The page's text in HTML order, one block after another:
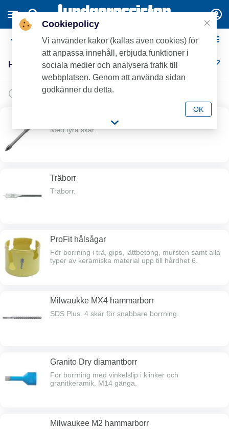
Håltagning
Håltagning (49)
Med fyra skär.
Träborr
Träborr.
ProFit hålsågar
För borrning i trä, gips, lättbetong, mursten samt alla
typer av keramiska material upp till hårdhet 6.
Milwaukke MX4 hammarborr
SDS Plus. 4 skär för snabbare borrning.
Granito Dry diamantborr
För borrning med vinkelslip i klinker och
granitkeramik. M14 gänga.
Milwaukee M2 hammarborr
Cookiepolicy
Vi använder kakor (kallas även cookies) för
att anpassa innehåll, erbjuda funktioner i
sociala medier och analysera trafik till
webbplatsen. Genom att använda sidan
godkänner du detta.
OK